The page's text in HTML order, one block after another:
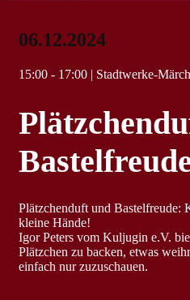
06.12.2024
15:00 - 17:00 | Stadtwerke-
Plätzchenduft und Bastelfreude:
kleine Hände!
Igor Peters vom Kuljugin e.V.
Plätzchen zu backen, etwas
einfach nur zuzuschauen.